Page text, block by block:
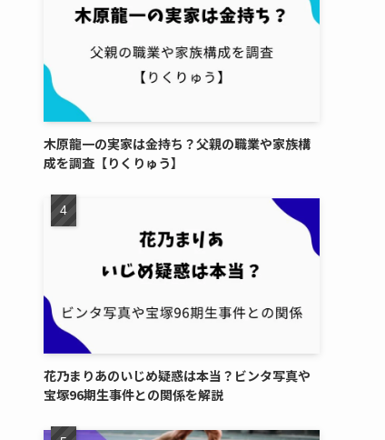
木原龍一の実家は金持ち？父親の職業や家族構
成を調査【りくりゅう】
花乃まりあのいじめ疑惑は本当？ビンタ写真や
宝塚96期生事件との関係を解説